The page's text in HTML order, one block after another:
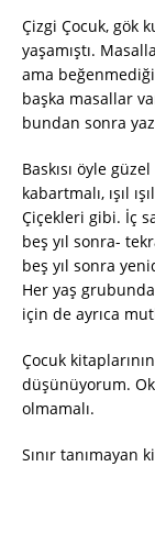
Çizgi Çocuk, gök
yaşamıştı.
ama
başka masallar
bundan sonra
Baskısı öyle
kabartmalı, ışıl
Çiçekleri gibi. İç
beş yıl sonra-
beş yıl sonra
Her yaş
için de ayrıca
Çocuk
düşünüyorum.
olmamalı.
Sınır tanımayan